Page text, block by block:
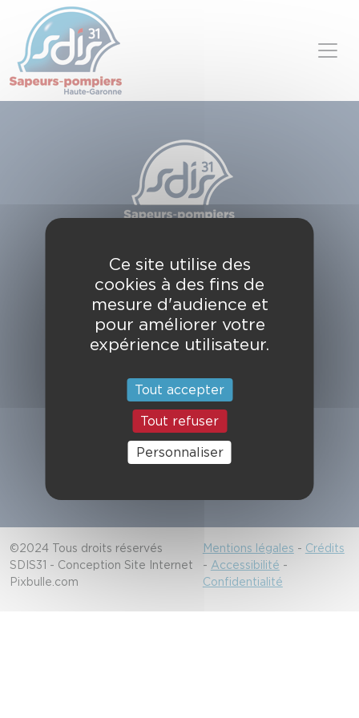
49, chemin de l'Armurié
C.S. 80123
31772 COLOMIERS CEDEX
Contactez-nous
Alerter les secours
18/112
©2024 Tous droits réservés
SDIS31 - Conception Site Internet
Pixbulle.com
Mentions légales - Crédits
- Accessibilité -
Confidentialité
Panneau de gestion des cookies
Ce site utilise des
cookies à des fins de
mesure d'audience et
pour améliorer votre
expérience utilisateur.
Tout accepter
Tout refuser
Personnaliser